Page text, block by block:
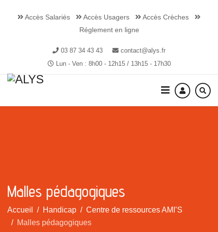
Accès Salariés Accès Usagers
Accès Crèches
Réglement en ligne
03 87 34 43 43
contact@alys.fr
Lun - Ven : 8h00 - 12h15 / 13h15 - 17h30
Malles pédagogiques
Accueil Handicap
Centre de ressources AMI’S
Malles pédagogiques